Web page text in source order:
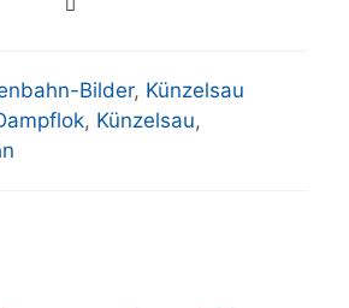
Bilder, Künzelsau
, Künzelsau,